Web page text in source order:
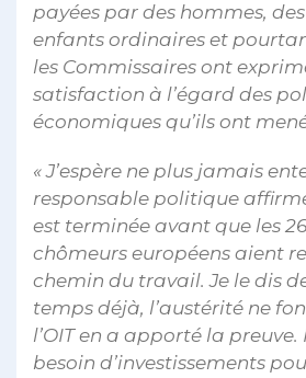
payées par des hommes,
enfants ordinaires et
les Commissaires ont
satisfaction à l’égard des
économiques qu’ils ont
« J’espère ne plus jamais
responsable politique
est terminée avant que les
chômeurs européens aient
chemin du travail. Je le dis
temps déjà, l’austérité ne
l’OIT en a apporté la preuve.
besoin d’investissements